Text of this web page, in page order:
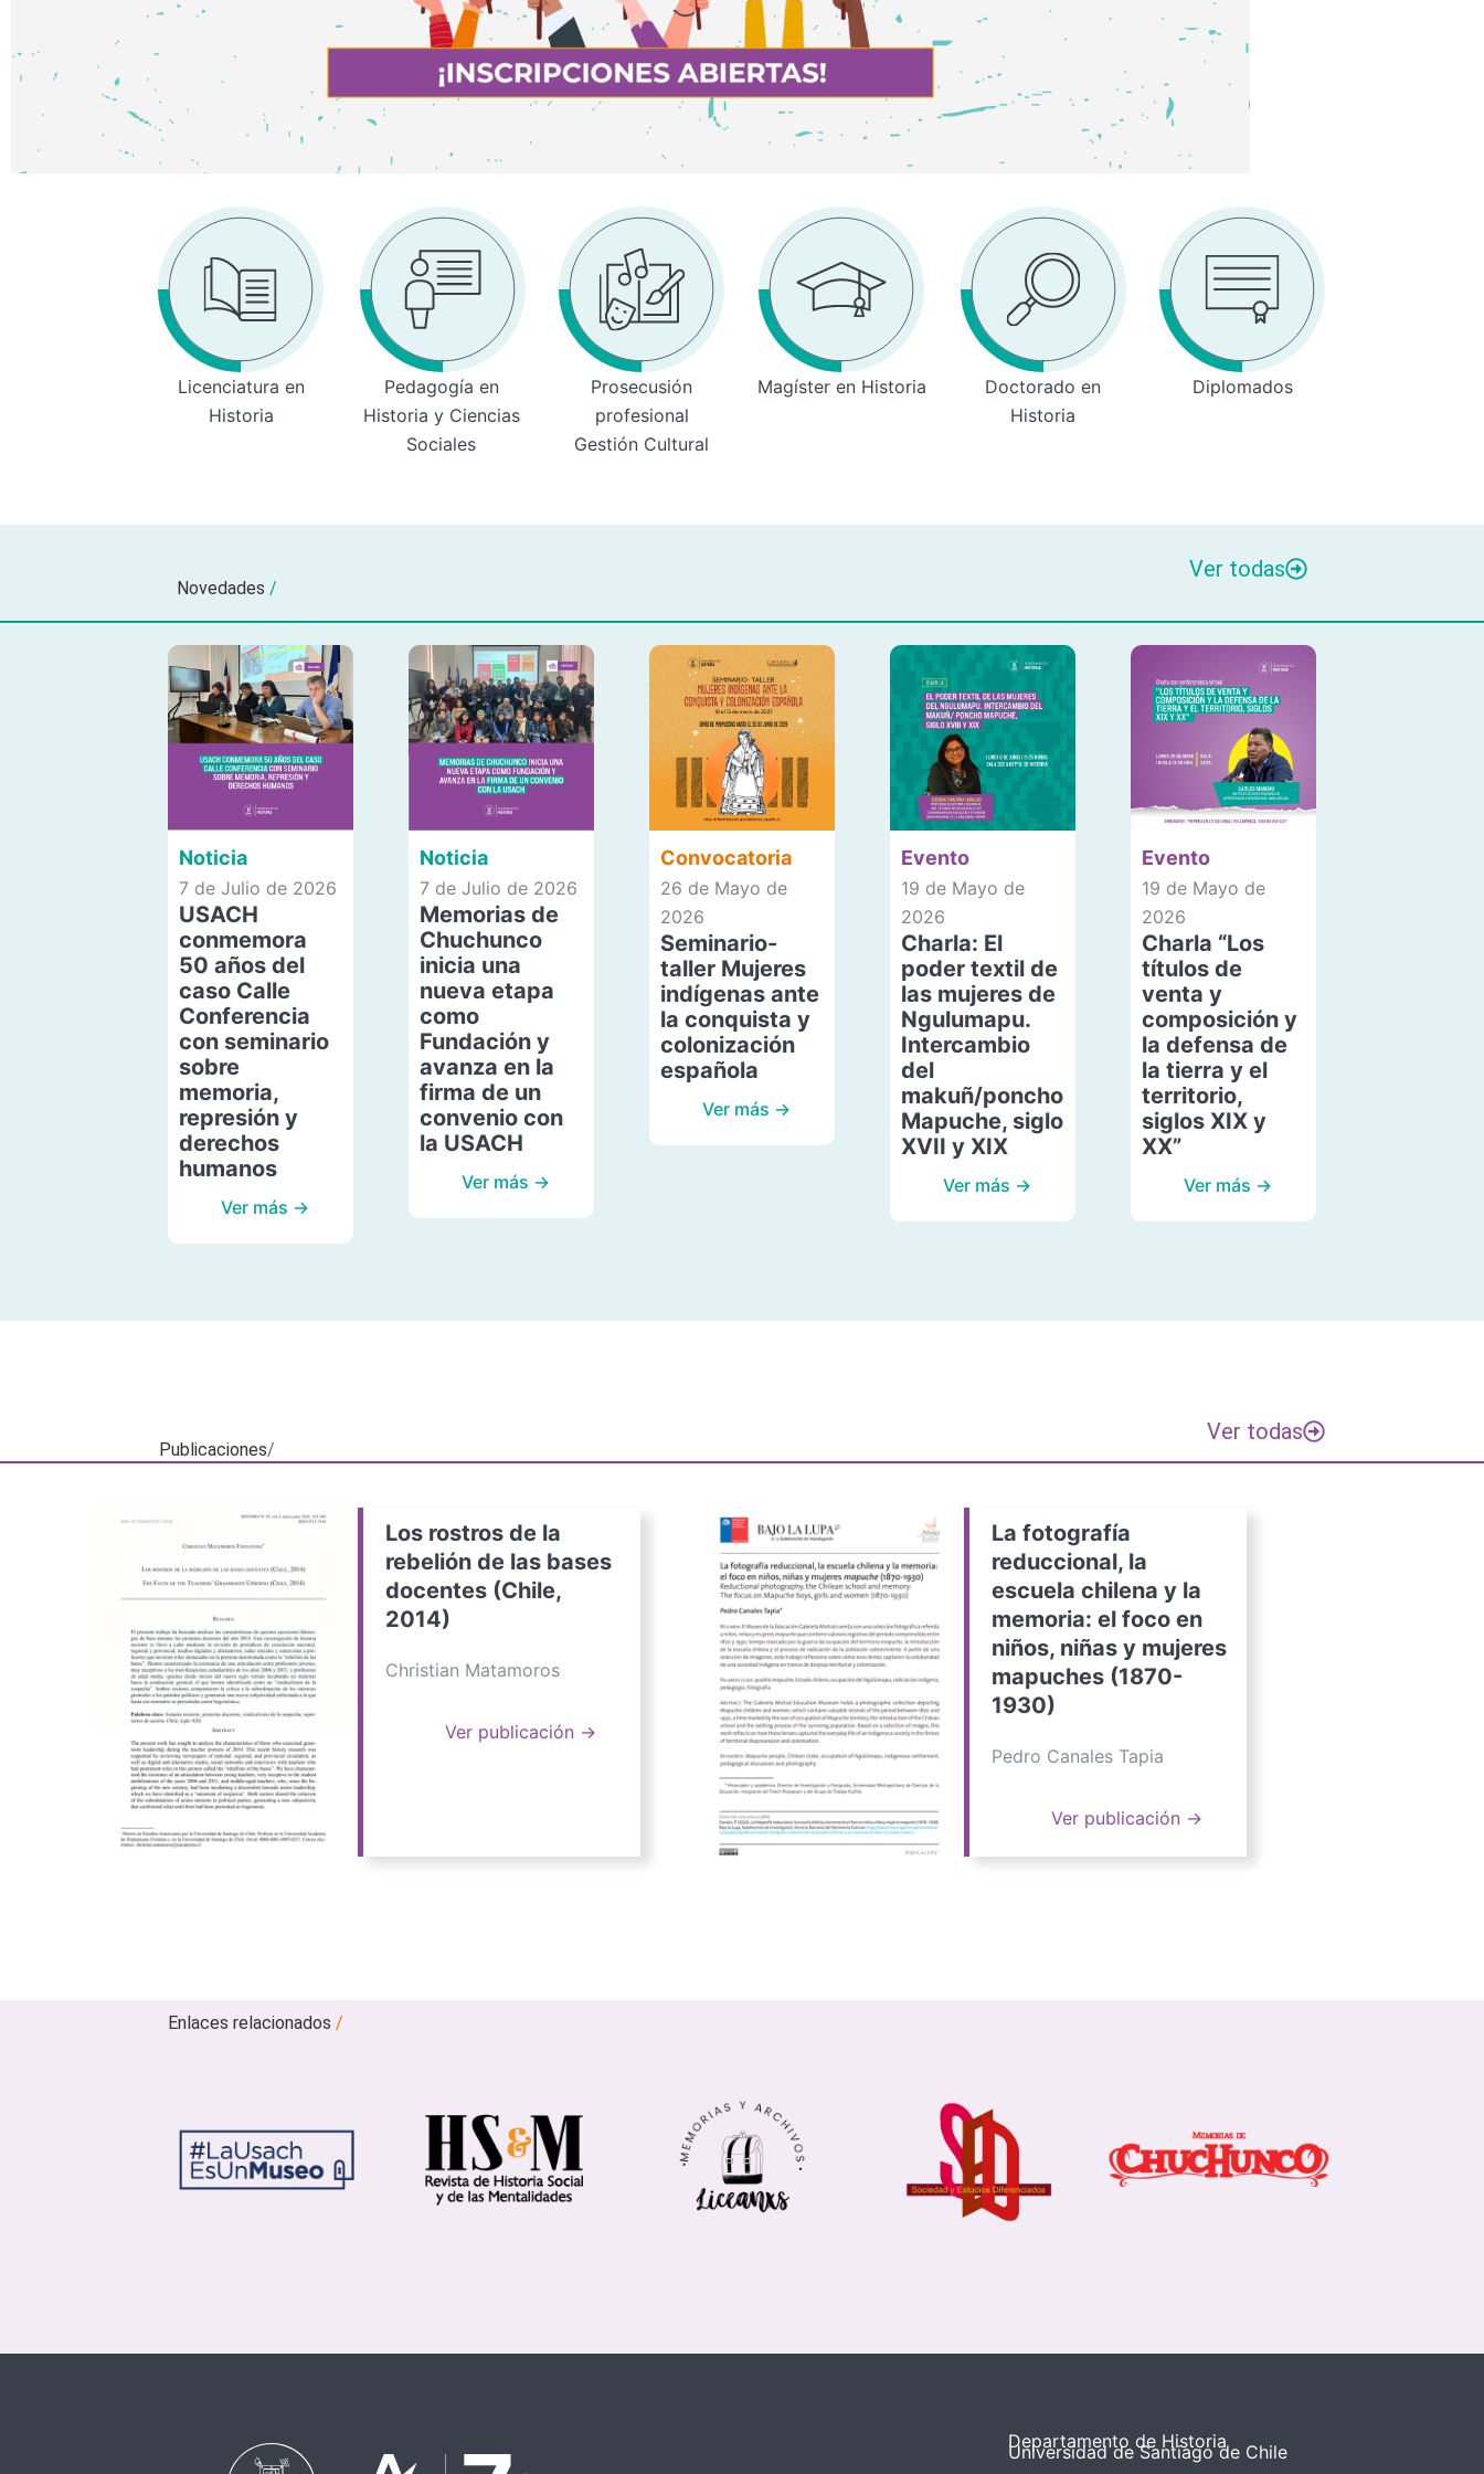
Licenciatura en
Historia
Pedagogía en
Historia y Ciencias
Sociales
Prosecusión
profesional
Gestión Cultural
Magíster en Historia
Doctorado en
Historia
Diplomados
Novedades /
Ver todas
Noticia
7 de Julio de 2026
USACH
conmemora
50 años del
caso Calle
Conferencia
con seminario
sobre
memoria,
represión y
derechos
humanos
Ver más →
Noticia
7 de Julio de 2026
Memorias de
Chuchunco
inicia una
nueva etapa
como
Fundación y
avanza en la
firma de un
convenio con
la USACH
Ver más →
Convocatoria
26 de Mayo de
2026
Seminario-
taller Mujeres
indígenas ante
la conquista y
colonización
española
Ver más →
Evento
19 de Mayo de
2026
Charla: El
poder textil de
las mujeres de
Ngulumapu.
Intercambio
del
makuñ/poncho
Mapuche, siglo
XVII y XIX
Ver más →
Evento
19 de Mayo de
2026
Charla “Los
títulos de
venta y
composición y
la defensa de
la tierra y el
territorio,
siglos XIX y
XX”
Ver más →
Publicaciones/
Ver todas
Los rostros de la
rebelión de las bases
docentes (Chile,
2014)
Christian Matamoros
Ver publicación →
La fotografía
reduccional, la
escuela chilena y la
memoria: el foco en
niños, niñas y mujeres
mapuches (1870-
1930)
Pedro Canales Tapia
Ver publicación →
Enlaces relacionados/
Departamento de Historia
Universidad de Santiago de Chile